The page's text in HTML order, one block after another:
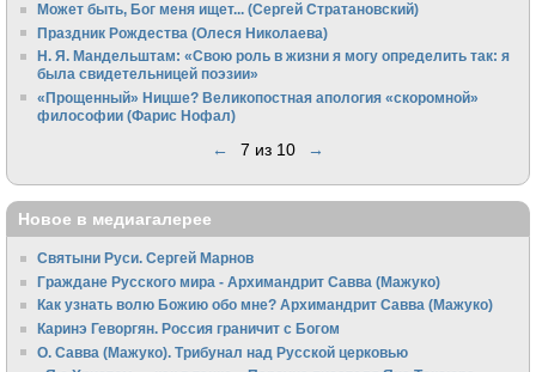
Может быть, Бог меня ищет... (Сергей Стратановский)
Праздник Рождества (Олеся Николаева)
Н. Я. Мандельштам: «Свою pоль в жизни я могу опpеделить так: я
была свидетельницей поэзии»
«Прощенный» Ницше? Великопостная апология «скоромной»
философии (Фарис Нофал)
← 7 из 10 →
Новое в медиагалерее
Святыни Руси. Сергей Марнов
Граждане Русского мира - Архимандрит Савва (Мажуко)
Как узнать волю Божию обо мне? Архимандрит Савва (Мажуко)
Каринэ Геворгян. Россия граничит с Богом
О. Савва (Мажуко). Трибунал над Русской церковью